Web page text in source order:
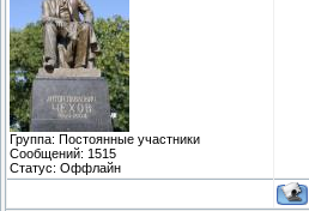
Группа: Постоянные участники
Сообщений: 1515
Статус: Оффлайн